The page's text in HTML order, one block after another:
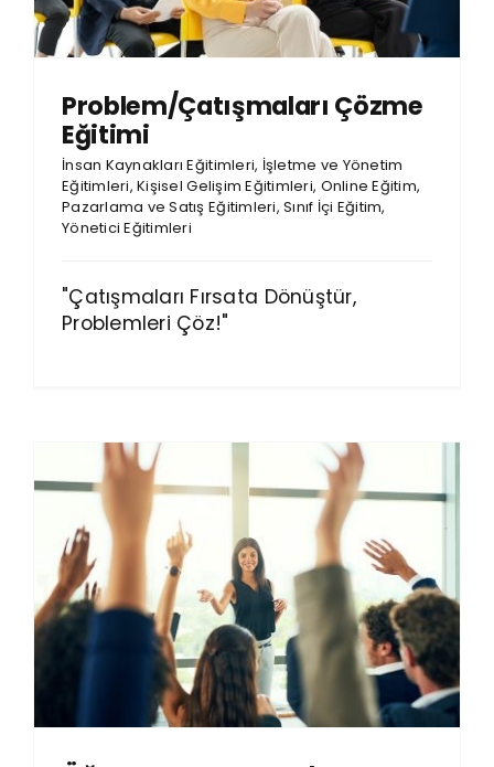
Problem/Çatışmaları Çözme
Eğitimi
İnsan Kaynakları Eğitimleri, İşletme ve Yönetim
Eğitimleri,Kişisel Gelişim Eğitimleri, Online Eğitim,
Pazarlama ve Satış Eğitimleri,Sınıf İçi Eğitim,
Yönetici Eğitimleri
"Çatışmaları Fırsata Dönüştür,
Problemleri Çöz!"